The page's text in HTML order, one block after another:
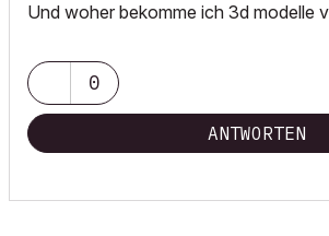
Und woher bekomme ich 3d modelle
0
ANTWORTEN